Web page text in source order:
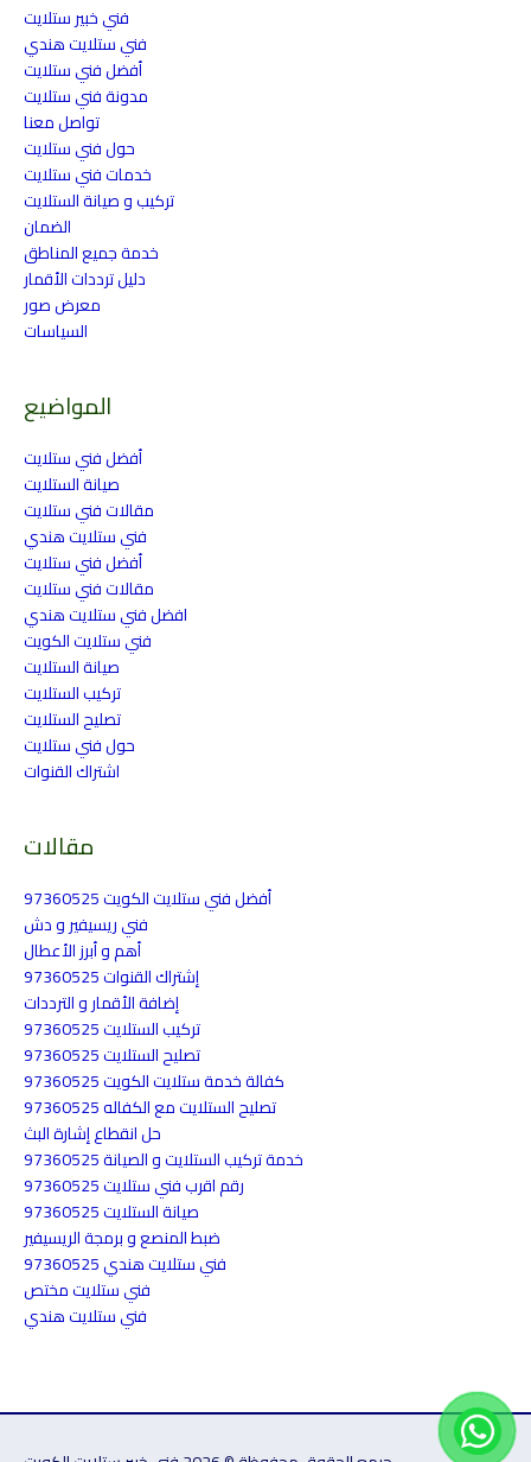
فني خبير ستلايت
فني ستلايت هندي
أفضل فني ستلايت
مدونة فني ستلايت
تواصل معنا
حول فني ستلايت
خدمات فني ستلايت
تركيب و صيانة الستلايت
الضمان
خدمة جميع المناطق
دليل ترددات الأقمار
معرض صور
السياسات
المواضيع
أفضل فني ستلايت
صيانة الستلايت
مقالات فني ستلايت
فني ستلايت هندي
أفضل فني ستلايت
مقالات فني ستلايت
افضل فني ستلايت هندي
فني ستلايت الكويت
صيانة الستلايت
تركيب الستلايت
تصليح الستلايت
حول فني ستلايت
اشتراك القنوات
مقالات
أفضل فني ستلايت الكويت 97360525
فني ريسيفير و دش
أهم و أبرز الأعطال
إشتراك القنوات 97360525
إضافة الأقمار و الترددات
تركيب الستلايت 97360525
تصليح الستلايت 97360525
كفالة خدمة ستلايت الكويت 97360525
تصليح الستلايت مع الكفاله 97360525
حل انقطاع إشارة البث
خدمة تركيب الستلايت و الصيانة 97360525
رقم اقرب فني ستلايت 97360525
صيانة الستلايت 97360525
ضبط المنصع و برمجة الريسيفير
فني ستلايت هندي 97360525
فني ستلايت مختص
فني ستلايت هندي